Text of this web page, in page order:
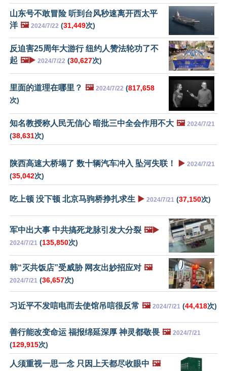
山东号不敢冒险 听到台风秒速离开西太平
洋 🖼️ 2024/7/22 (31,449次)
反迫害25周年大游行 纽约人赞法轮功了不
起 🖼️▶️ 2024/7/22 (30,627次)
里面的道理在哪里？ 🖼️ 2024/7/22 (817,658
次)
知名教授称人民无信心 暗批三中全会作用不大 🖼️ 2024/7/21
(38,631次)
陕西高速大桥塌了 数十辆汽车冲入 坠河失联！ ▶️ 2024/7/21
(35,042次)
吃上顿 没下顿 北京马驹桥挣扎求生 ▶️ 2024/7/21 (37,150次)
军中出大事 中共搞死龙脉引发大分裂 🖼️▶️
2024/7/21 (135,850次)
韩“灭共饭店”受威胁 网友出妙招应对 🖼️
2024/7/21 (36,657次)
习近平不发唁电而去使馆吊唁很反常 🖼️ 2024/7/21 (44,418次)
善行能改变命运 福报绵延深厚 神灵都敬畏 🖼️ 2024/7/21
(129,915次)
人须重视一思一念 只因上天都尽收眼中 🖼️